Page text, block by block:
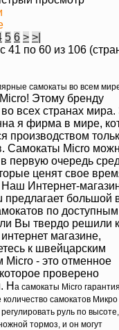
5 6 > >|
41 по 60 из 106
самокаты во всем
Этому бренду
всех странах мира.
я фирма в мире,
производством
Самокаты Micro
в первую очередь
ценят свое
Наш Интернет-
предлагает большой
по доступным
Вы твердо решили
магазине,
к швейцарским
Micro - это отменное
проверено
Н а самокаты Micro г
самокатов
руль по
тормоз, и он могут